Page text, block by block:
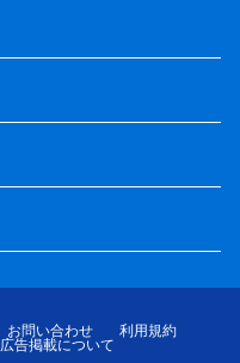
お問い合わせ
利用規約
広告掲載について